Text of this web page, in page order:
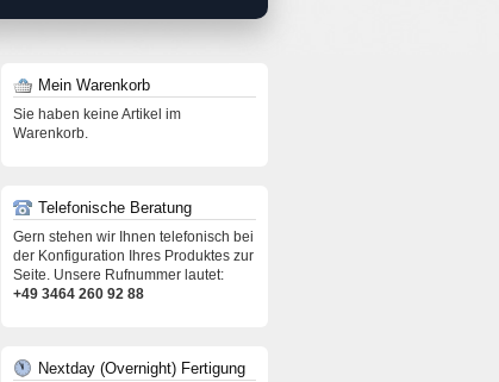
Mein Warenkorb
Sie haben keine Artikel im
Warenkorb.
Telefonische Beratung
Gern stehen wir Ihnen telefonisch bei
der Konfiguration Ihres Produktes zur
Seite. Unsere Rufnummer lautet:
+49 3464 260 92 88
Nextday (Overnight) Fertigung